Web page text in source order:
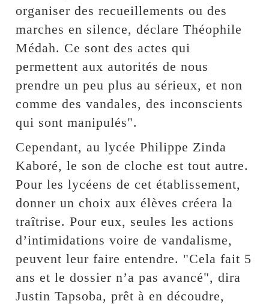
organiser des recueillements ou des
marches en silence, déclare Théophile
Médah. Ce sont des actes qui
permettent aux autorités de nous
prendre un peu plus au sérieux, et non
comme des vandales, des inconscients
qui sont manipulés".
Cependant, au lycée Philippe Zinda
Kaboré, le son de cloche est tout autre.
Pour les lycéens de cet établissement,
donner un choix aux élèves créera la
traîtrise. Pour eux, seules les actions
d’intimidations voire de vandalisme,
peuvent leur faire entendre. "Cela fait 5
ans et le dossier n’a pas avancé", dira
Justin Tapsoba, prêt à en découdre,